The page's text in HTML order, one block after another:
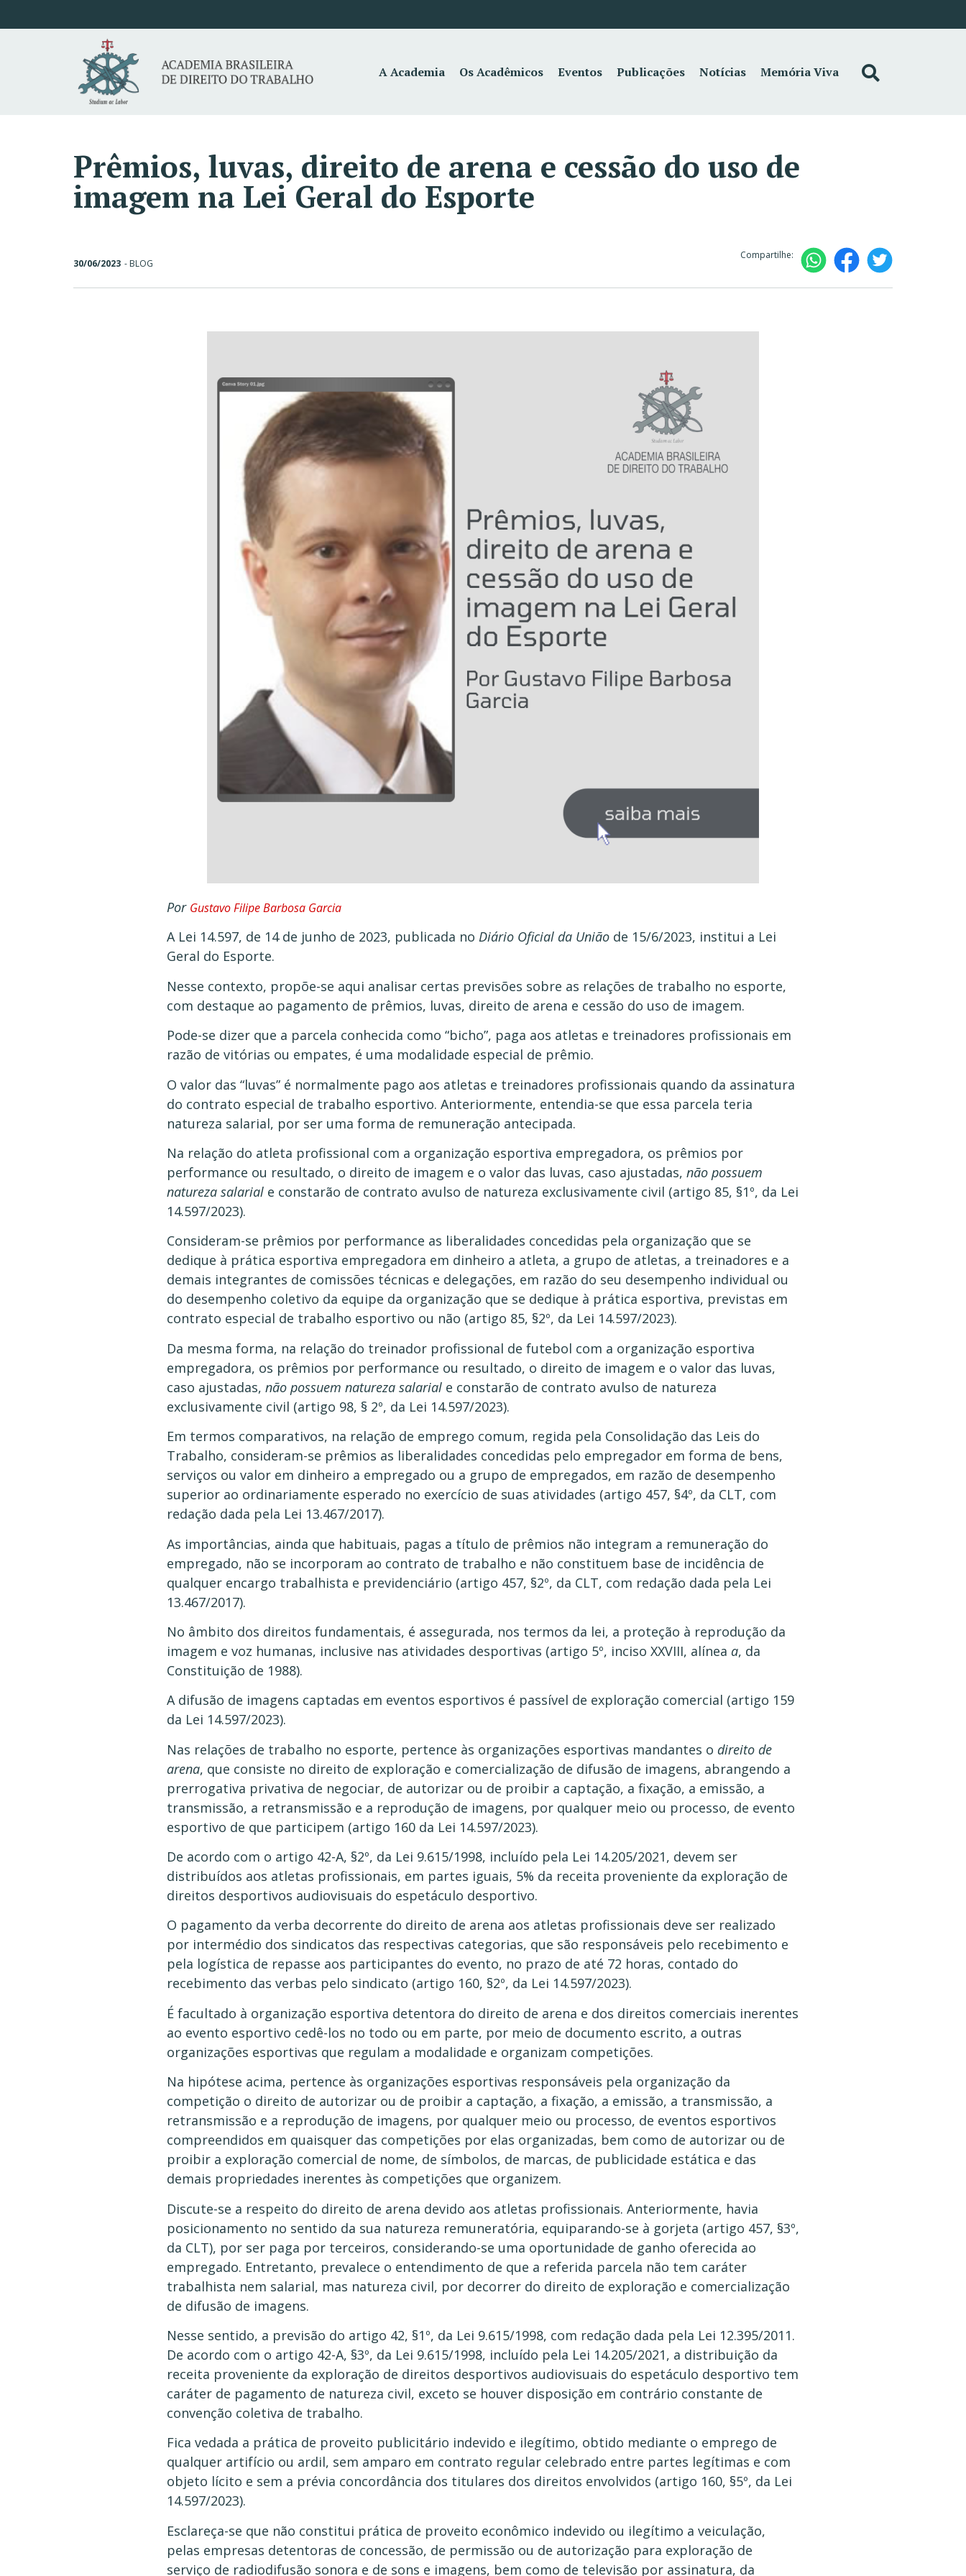
A Academia Os Acadêmicos Eventos Publicações Notícias Memória Viva
Prêmios, luvas, direito de arena e cessão do uso de
imagem na Lei Geral do Esporte
30/06/2023 - BLOG
Compartilhe:
Por Gustavo Filipe Barbosa Garcia
A Lei 14.597, de 14 de junho de 2023, publicada no Diário Oficial da União de 15/6/2023, institui a Lei
Geral do Esporte.
Nesse contexto, propõe-se aqui analisar certas previsões sobre as relações de trabalho no esporte,
com destaque ao pagamento de prêmios, luvas, direito de arena e cessão do uso de imagem.
Pode-se dizer que a parcela conhecida como “bicho”, paga aos atletas e treinadores profissionais em
razão de vitórias ou empates, é uma modalidade especial de prêmio.
O valor das “luvas” é normalmente pago aos atletas e treinadores profissionais quando da assinatura
do contrato especial de trabalho esportivo. Anteriormente, entendia-se que essa parcela teria
natureza salarial, por ser uma forma de remuneração antecipada.
Na relação do atleta profissional com a organização esportiva empregadora, os prêmios por
performance ou resultado, o direito de imagem e o valor das luvas, caso ajustadas, não possuem
natureza salarial e constarão de contrato avulso de natureza exclusivamente civil (artigo 85, §1º, da Lei
14.597/2023).
Consideram-se prêmios por performance as liberalidades concedidas pela organização que se
dedique à prática esportiva empregadora em dinheiro a atleta, a grupo de atletas, a treinadores e a
demais integrantes de comissões técnicas e delegações, em razão do seu desempenho individual ou
do desempenho coletivo da equipe da organização que se dedique à prática esportiva, previstas em
contrato especial de trabalho esportivo ou não (artigo 85, §2º, da Lei 14.597/2023).
Da mesma forma, na relação do treinador profissional de futebol com a organização esportiva
empregadora, os prêmios por performance ou resultado, o direito de imagem e o valor das luvas,
caso ajustadas, não possuem natureza salarial e constarão de contrato avulso de natureza
exclusivamente civil (artigo 98, § 2º, da Lei 14.597/2023).
Em termos comparativos, na relação de emprego comum, regida pela Consolidação das Leis do
Trabalho, consideram-se prêmios as liberalidades concedidas pelo empregador em forma de bens,
serviços ou valor em dinheiro a empregado ou a grupo de empregados, em razão de desempenho
superior ao ordinariamente esperado no exercício de suas atividades (artigo 457, §4º, da CLT, com
redação dada pela Lei 13.467/2017).
As importâncias, ainda que habituais, pagas a título de prêmios não integram a remuneração do
empregado, não se incorporam ao contrato de trabalho e não constituem base de incidência de
qualquer encargo trabalhista e previdenciário (artigo 457, §2º, da CLT, com redação dada pela Lei
13.467/2017).
No âmbito dos direitos fundamentais, é assegurada, nos termos da lei, a proteção à reprodução da
imagem e voz humanas, inclusive nas atividades desportivas (artigo 5º, inciso XXVIII, alínea a, da
Constituição de 1988).
A difusão de imagens captadas em eventos esportivos é passível de exploração comercial (artigo 159
da Lei 14.597/2023).
Nas relações de trabalho no esporte, pertence às organizações esportivas mandantes o direito de
arena, que consiste no direito de exploração e comercialização de difusão de imagens, abrangendo a
prerrogativa privativa de negociar, de autorizar ou de proibir a captação, a fixação, a emissão, a
transmissão, a retransmissão e a reprodução de imagens, por qualquer meio ou processo, de evento
esportivo de que participem (artigo 160 da Lei 14.597/2023).
De acordo com o artigo 42-A, §2º, da Lei 9.615/1998, incluído pela Lei 14.205/2021, devem ser
distribuídos aos atletas profissionais, em partes iguais, 5% da receita proveniente da exploração de
direitos desportivos audiovisuais do espetáculo desportivo.
O pagamento da verba decorrente do direito de arena aos atletas profissionais deve ser realizado
por intermédio dos sindicatos das respectivas categorias, que são responsáveis pelo recebimento e
pela logística de repasse aos participantes do evento, no prazo de até 72 horas, contado do
recebimento das verbas pelo sindicato (artigo 160, §2º, da Lei 14.597/2023).
É facultado à organização esportiva detentora do direito de arena e dos direitos comerciais inerentes
ao evento esportivo cedê-los no todo ou em parte, por meio de documento escrito, a outras
organizações esportivas que regulam a modalidade e organizam competições.
Na hipótese acima, pertence às organizações esportivas responsáveis pela organização da
competição o direito de autorizar ou de proibir a captação, a fixação, a emissão, a transmissão, a
retransmissão e a reprodução de imagens, por qualquer meio ou processo, de eventos esportivos
compreendidos em quaisquer das competições por elas organizadas, bem como de autorizar ou de
proibir a exploração comercial de nome, de símbolos, de marcas, de publicidade estática e das
demais propriedades inerentes às competições que organizem.
Discute-se a respeito do direito de arena devido aos atletas profissionais. Anteriormente, havia
posicionamento no sentido da sua natureza remuneratória, equiparando-se à gorjeta (artigo 457, §3º,
da CLT), por ser paga por terceiros, considerando-se uma oportunidade de ganho oferecida ao
empregado. Entretanto, prevalece o entendimento de que a referida parcela não tem caráter
trabalhista nem salarial, mas natureza civil, por decorrer do direito de exploração e comercialização
de difusão de imagens.
Nesse sentido, a previsão do artigo 42, §1º, da Lei 9.615/1998, com redação dada pela Lei 12.395/2011.
De acordo com o artigo 42-A, §3º, da Lei 9.615/1998, incluído pela Lei 14.205/2021, a distribuição da
receita proveniente da exploração de direitos desportivos audiovisuais do espetáculo desportivo tem
caráter de pagamento de natureza civil, exceto se houver disposição em contrário constante de
convenção coletiva de trabalho.
Fica vedada a prática de proveito publicitário indevido e ilegítimo, obtido mediante o emprego de
qualquer artifício ou ardil, sem amparo em contrato regular celebrado entre partes legítimas e com
objeto lícito e sem a prévia concordância dos titulares dos direitos envolvidos (artigo 160, §5º, da Lei
14.597/2023).
Esclareça-se que não constitui prática de proveito econômico indevido ou ilegítimo a veiculação,
pelas empresas detentoras de concessão, de permissão ou de autorização para exploração de
serviço de radiodifusão sonora e de sons e imagens, bem como de televisão por assinatura, da